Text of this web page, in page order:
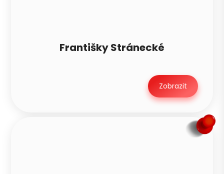
Františky Stránecké
Zobrazit